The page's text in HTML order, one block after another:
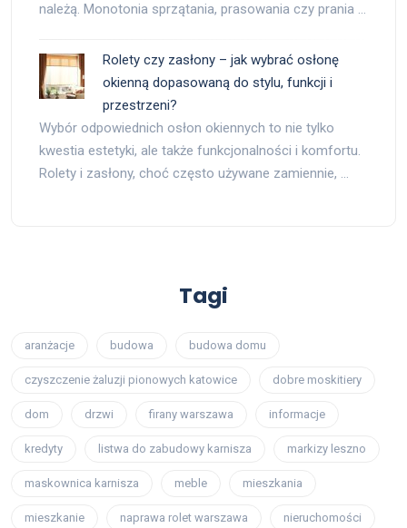
należą. Monotonia sprzątania, prasowania czy prania …
Rolety czy zasłony – jak wybrać osłonę
okienną dopasowaną do stylu, funkcji i
przestrzeni?
Wybór odpowiednich osłon okiennych to nie tylko
kwestia estetyki, ale także funkcjonalności i komfortu.
Rolety i zasłony, choć często używane zamiennie, …
Tagi
aranżacje budowa budowa domu
czyszczenie żaluzji pionowych katowice dobre moskitiery
dom drzwi firany warszawa informacje
kredyty listwa do zabudowy karnisza markizy leszno
maskownica karnisza meble mieszkania
mieszkanie naprawa rolet warszawa nieruchomości